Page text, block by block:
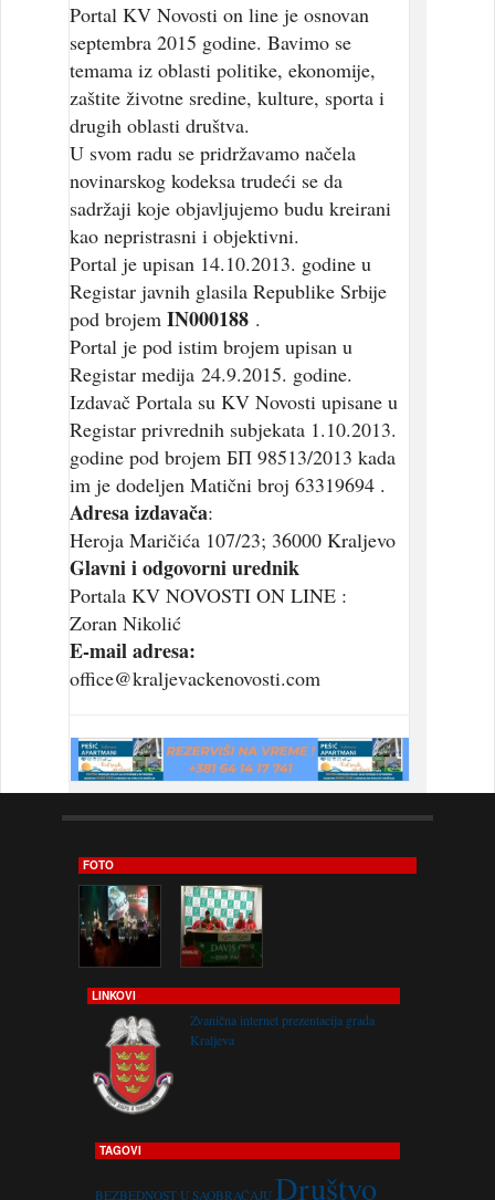
Portal KV Novosti on line je osnovan
septembra 2015 godine. Bavimo se
temama iz oblasti politike, ekonomije,
zaštite životne sredine, kulture, sporta i
drugih oblasti društva.
U svom radu se pridržavamo načela
novinarskog kodeksa trudeći se da
sadržaji koje objavljujemo budu kreirani
kao nepristrasni i objektivni.
Portal je upisan 14.10.2013. godine u
Registar javnih glasila Republike Srbije
pod brojemIN000188 .
Portal je pod istim brojem upisan u
Registar medija 24.9.2015. godine.
Izdavač Portala su KV Novosti upisane u
Registar privrednih subjekata 1.10.2013.
godine pod brojem БП 98513/2013 kada
im je dodeljen Matični broj 63319694 .
Adresa izdavača:
Heroja Maričića 107/23; 36000 Kraljevo
Glavni i odgovorni urednik
Portala KV NOVOSTI ON LINE :
Zoran Nikolić
E-mail adresa:
office@kraljevackenovosti.com
FOTO
LINKOVI
Zvanična internet prezentacija grada
Kraljeva
TAGOVI
BEZBEDNOST U SAOBRAĆAJU Društvo